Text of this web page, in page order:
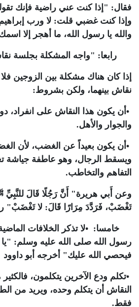
فقال: "إذا كنت عني راضية فإنك
وإذا كنت غضبي قلت: لا ورب
والله يا رسول الله، ما أهجر إلا
رابعا: "واجه المشكلة بجلسة
إذا كان هناك مشكلة بين الزوجين
نقاش بينهما، ولكن بشروط:
• أن يكون هذا النقاش على انفراد،
والجوار والأهل.
• أن يكون بعيداً عن الغضب، لأن
ويسقط الرجال، وهو عاطفة جياشة
التفاهم والتخاطب.
وعن أَبي هريرة" أَنَّ رَجُلًا قَالَ
تَغْضَبْ، فَرَدَّدَ مِرَارًا قَالَ: لا تَغْضَبْ"
خامسا: •لا تذكر الخلافات
رسول الله صلى الله عليه وسلم:
فيحصي الله عليك" أخرجه أبو داوود
•تكلم ودع الآخرين يتكلمون،
النقاش أن يتكلم وحده، ويريد من
فقط.